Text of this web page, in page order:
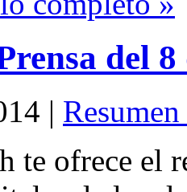
del
|
te ofrece el